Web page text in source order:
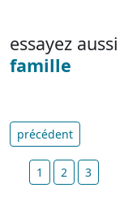
essayez aussi
famille
précédent
1 2 3